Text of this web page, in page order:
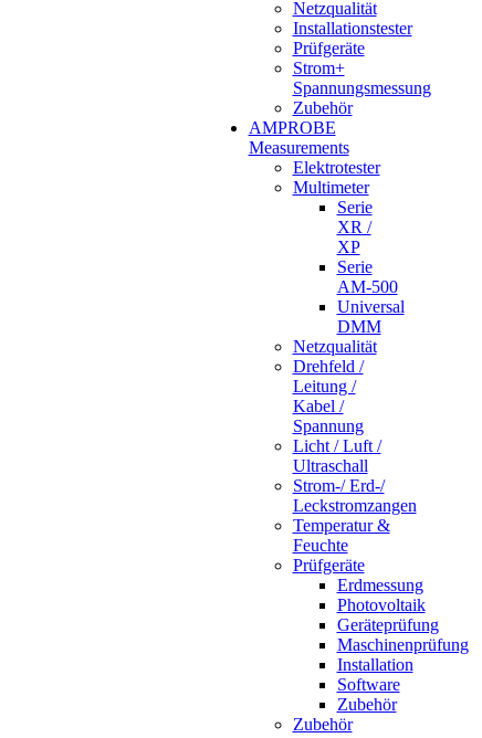
Netzqualität
Installationstester
Prüfgeräte
Strom+
Spannungsmessung
Zubehör
AMPROBE
Measurements
Elektrotester
Multimeter
Serie
XR /
XP
Serie
AM-500
Universal
DMM
Netzqualität
Drehfeld /
Leitung /
Kabel /
Spannung
Licht / Luft /
Ultraschall
Strom-/ Erd-/
Leckstromzangen
Temperatur &
Feuchte
Prüfgeräte
Erdmessung
Photovoltaik
Geräteprüfung
Maschinenprüfung
Installation
Software
Zubehör
Zubehör